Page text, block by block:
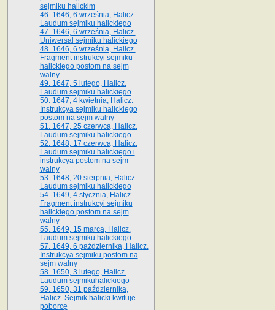
sejmiku halickim
46. 1646, 6 września, Halicz.
Laudum sejmiku halickiego
47. 1646, 6 września, Halicz.
Uniwersał sejmiku halickiego
48. 1646, 6 września, Halicz.
Fragment instrukcyi sejmiku
halickiego postom na sejm
walny
49. 1647, 5 lutego, Halicz.
Laudum sejmiku halickiego
50. 1647, 4 kwietnia, Halicz.
Instrukcya sejmiku halickiego
postom na sejm walny
51. 1647, 25 czerwca, Halicz.
Laudum sejmiku halickiego
52. 1648, 17 czerwca, Halicz.
Laudum sejmiku halickiego i
instrukcya postom na sejm
walny
53. 1648, 20 sierpnia, Halicz.
Laudum sejmiku halickiego
54. 1649, 4 stycznia, Halicz.
Fragment instrukcyi sejmiku
halickiego postom na sejm
walny
55. 1649, 15 marca, Halicz.
Laudum sejmiku halickiego
57. 1649, 6 października, Halicz.
Instrukcya sejmiku postom na
sejm walny
58. 1650, 3 lutego, Halicz.
Laudum sejmikuhalickiego
59. 1650, 31 października,
Halicz. Sejmik halicki kwituje
poborcę